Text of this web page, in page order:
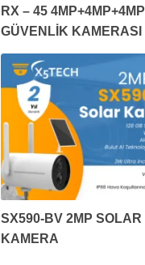
RX – 45 4MP+4MP+4MP
GÜVENLİK KAMERASI
SX590-BV 2MP SOLAR
KAMERA